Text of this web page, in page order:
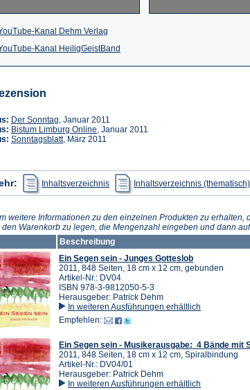
Kanal Dehm Verlag
in
einem
Kanal HeiligGeistBand
in
Der Sonntag (Öffnet
in
einem
, Januar 2011
Bistum Limburg Online (Öffnet
in
, Januar 2011
Sonntagsblatt(Öffnet
, März 2011
Inhaltsverzeichnis
(Öffnet
in
einem
Tab)
Inhaltsverzeichnis (thematisch)
weitere Informationen zu den einzelnen Produkten zu
den Warenkorb zu legen, die Mengenzahl eingeben und dann
Beschreibung
Ein Segen sein - Junges Gotteslob
2011, 848 Seiten, 18 cm x 12 cm, gebunden
Artikel-Nr.: DV04
ISBN 978-3-9812050-5-3
Herausgeber: Patrick Dehm
In weiteren Ausführungen erhältlich
Empfehlen:
Ein Segen sein - Musikerausgabe: 4 Bände mit
2011, 848 Seiten, 18 cm x 12 cm, Spiralbindung
Artikel-Nr.: DV04/01
Herausgeber: Patrick Dehm
In weiteren Ausführungen erhältlich